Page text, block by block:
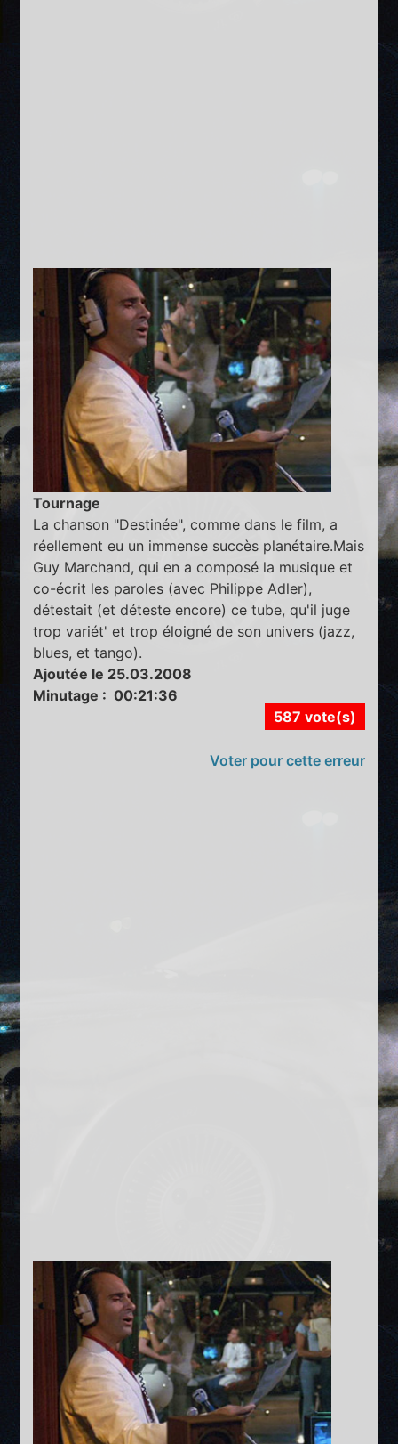
Tournage
La chanson "Destinée", comme dans le film, a
réellement eu un immense succès planétaire.Mais
Guy Marchand, qui en a composé la musique et
co-écrit les paroles (avec Philippe Adler),
détestait (et déteste encore) ce tube, qu'il juge
trop variét' et trop éloigné de son univers (jazz,
blues, et tango).
Ajoutée le 25.03.2008
Minutage : 00:21:36
587 vote(s)
Voter pour cette erreur